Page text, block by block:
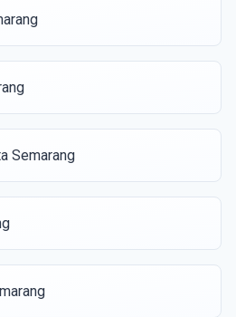
Semarang